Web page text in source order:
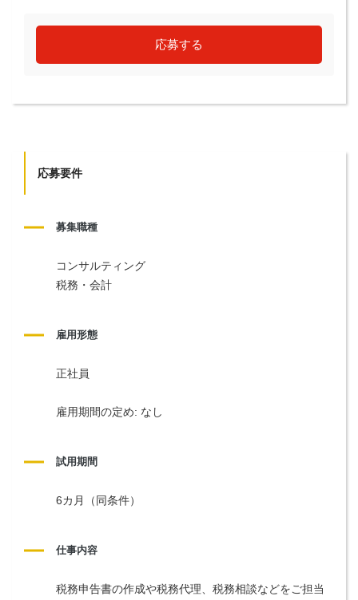
応募する
応募要件
募集職種
コンサルティング
税務・会計
雇用形態
正社員
雇用期間の定め: なし
試用期間
6カ月（同条件）
仕事内容
税務申告書の作成や税務代理、税務相談などをご担当